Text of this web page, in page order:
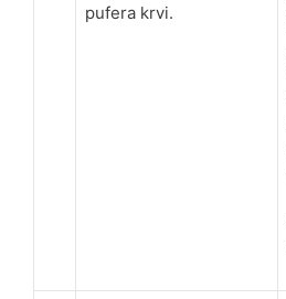
pufera krvi.